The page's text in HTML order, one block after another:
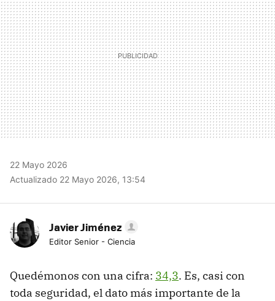
22 Mayo 2026
Actualizado 22 Mayo 2026, 13:54
Javier Jiménez
Editor Senior - Ciencia
Quedémonos con una cifra: 34,3. Es, casi con
toda seguridad, el dato más importante de la